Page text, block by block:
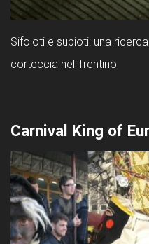
Sifoloti e subioti: una
corteccia nel Trentino
Carnival King of